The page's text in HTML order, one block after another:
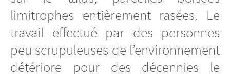
limitrophes entièrement rasées. Le
travail effectué par des personnes
peu scrupuleuses de l’environnement
détériore pour des décennies le